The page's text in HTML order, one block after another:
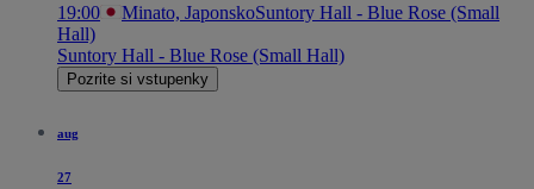
19:00 Minato, JaponskoSuntory Hall - Blue Rose (Small
Hall)
Suntory Hall - Blue Rose (Small Hall)
Pozrite si vstupenky
aug
27